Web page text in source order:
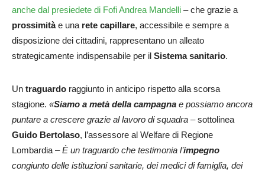
anche dal presiedete di Fofi Andrea Mandelli – che grazie a
prossimitàe una rete capillare, accessibile e sempre a
disposizione dei cittadini, rappresentano un alleato
strategicamente indispensabile per il Sistema sanitario.
Un traguardo raggiunto in anticipo rispetto alla scorsa
stagione. «Siamo a metà della campagna e possiamo ancora
puntare a crescere grazie al lavoro di squadra – sottolinea
Guido Bertolaso, l’assessore al Welfare di Regione
Lombardia –È un traguardo che testimonia l’impegno
congiunto delle istituzioni sanitarie, dei medici di famiglia, dei